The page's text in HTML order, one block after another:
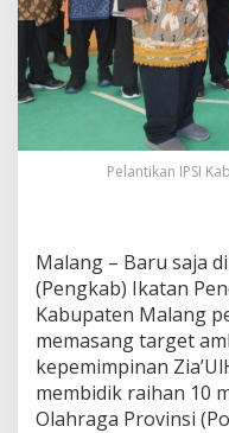
I
P
S
I
K
a
b
u
n
M
a
l
a
n
g
L
Pelantikan IPSI
Malang – Baru saja
(Pengkab) Ikatan
Kabupaten Malang
memasang target
kepemimpinan
membidik raihan 10
Olahraga Provinsi